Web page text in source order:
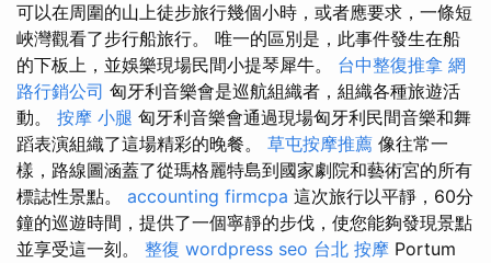
可以在周圍的山上徒步旅行幾個小時，或者應要求，一條短
峽灣觀看了步行船旅行。 唯一的區別是，此事件發生在船
的下板上，並娛樂現場民間小提琴犀牛。 台中整復推拿 網
路行銷公司 匈牙利音樂會是巡航組織者，組織各種旅遊活
動。 按摩 小腿 匈牙利音樂會通過現場匈牙利民間音樂和舞
蹈表演組織了這場精彩的晚餐。 草屯按摩推薦 像往常一
樣，路線圖涵蓋了從瑪格麗特島到國家劇院和藝術宮的所有
標誌性景點。 accounting firmcpa 這次旅行以平靜，60分
鐘的巡遊時間，提供了一個寧靜的步伐，使您能夠發現景點
並享受這一刻。 整復 wordpress seo 台北 按摩 Portum